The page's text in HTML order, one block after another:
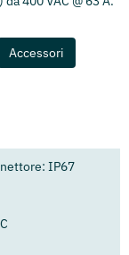
Accessori
IP67